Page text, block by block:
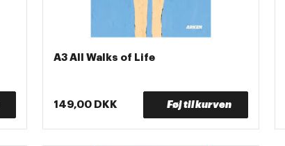
A3 All Walks of Life
149,00 DKK Føj til kurven